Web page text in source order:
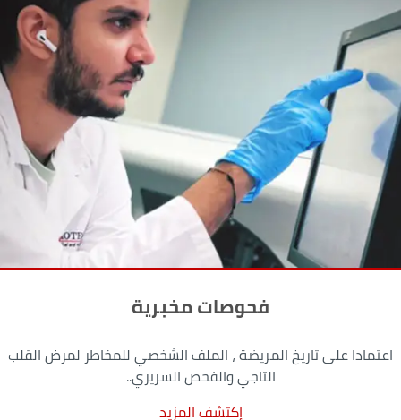
فحوصات مخبرية
اعتمادا على تاريخ المريضة ، الملف الشخصي للمخاطر لمرض القلب
التاجي والفحص السريري..
إكتشف المزيد